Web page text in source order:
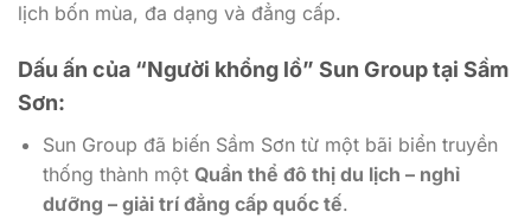
lịch bốn mùa, đa dạng và đẳng cấp.
Dấu ấn của “Người khổng lồ” Sun Group tại Sầm
Sơn:
Sun Group đã biến Sầm Sơn từ một bãi biển truyền
thống thành một Quần thể đô thị du lịch – nghỉ
dưỡng – giải trí đẳng cấp quốc tế.